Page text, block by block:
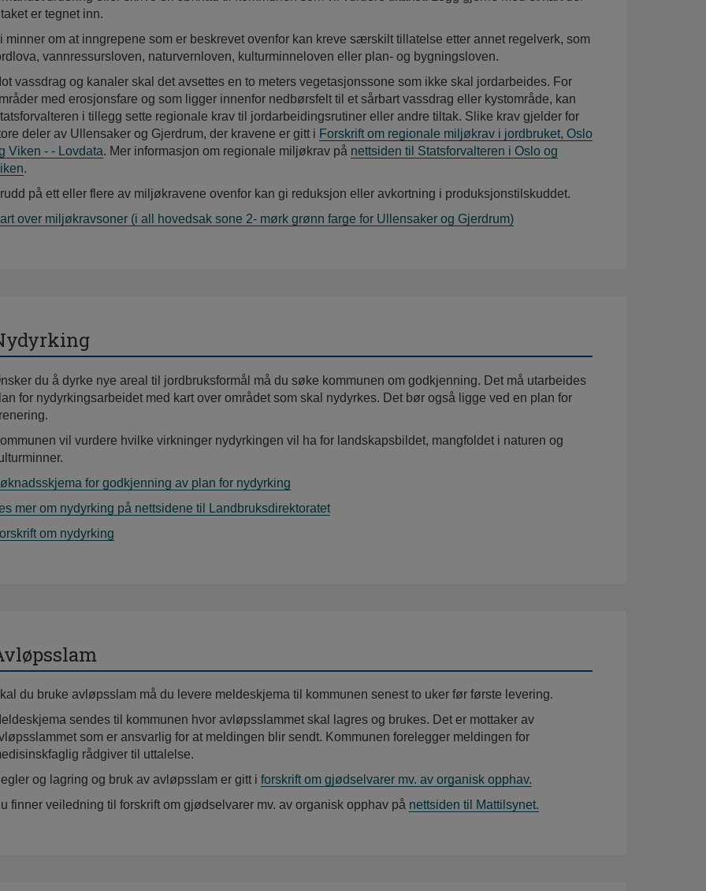
er tegnet inn.
minner om at inngrepene som er beskrevet ovenfor kan kreve særskilt tillatelse etter annet regelverk, som
vannressursloven, naturvernloven, kulturminneloven eller plan- og bygningsloven.
vassdrag og kanaler skal det avsettes en to meters vegetasjonssone som ikke skal jordarbeides. For
med erosjonsfare og som ligger innenfor nedbørsfelt til et sårbart vassdrag eller kystområde, kan
i tillegg sette regionale krav til jordarbeidingsrutiner eller andre tiltak. Slike krav gjelder for
deler av Ullensaker og Gjerdrum, der kravene er gitt i Forskrift om regionale miljøkrav i jordbruket, Oslo
Viken - - Lovdata. Mer informasjon om regionale miljøkrav på nettsiden til Statsforvalteren i Oslo og
.
på ett eller flere av miljøkravene ovenfor kan gi reduksjon eller avkortning i produksjonstilskuddet.
over miljøkravsoner (i all hovedsak sone 2- mørk grønn farge for Ullensaker og Gjerdrum)
du å dyrke nye areal til jordbruksformål må du søke kommunen om godkjenning. Det må utarbeides
for nydyrkingsarbeidet med kart over området som skal nydyrkes. Det bør også ligge ved en plan for
vil vurdere hvilke virkninger nydyrkingen vil ha for landskapsbildet, mangfoldet i naturen og
for godkjenning av plan for nydyrking
mer om nydyrking på nettsidene til Landbruksdirektoratet
om nydyrking
du bruke avløpsslam må du levere meldeskjema til kommunen senest to uker før første levering.
sendes til kommunen hvor avløpsslammet skal lagres og brukes. Det er mottaker av
som er ansvarlig for at meldingen blir sendt. Kommunen forelegger meldingen for
rådgiver til uttalelse.
og lagring og bruk av avløpsslam er gitt i forskrift om gjødselvarer mv. av organisk opphav.
finner veiledning til forskrift om gjødselvarer mv. av organisk opphav på nettsiden til Mattilsynet.